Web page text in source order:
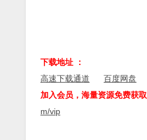
下载地址 ：
高速下载通道
百度网盘
加入会员，海量资源免费获取
m/vip